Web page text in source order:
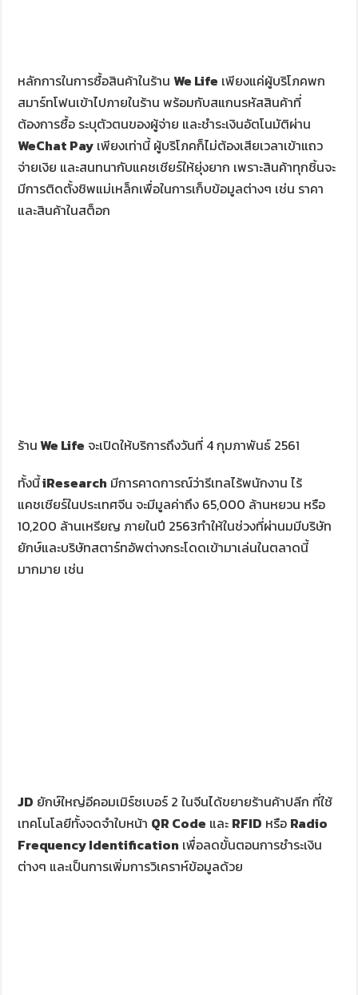
หลักการในการซื้อสินค้าในร้านWe Life เพียงแค่ผู้บริโภคพก
สมาร์ทโฟนเข้าไปภายในร้าน พร้อมกับสแกนรหัสสินค้าที่
ต้องการซื้อ ระบุตัวตนของผู้จ่าย และชำระเงินอัตโนมัติผ่าน
WeChat Pay เพียงเท่านี้ ผู้บริโภคก็ไม่ต้องเสียเวลาเข้าแถว
จ่ายเงิย และสนทนากับแคชเชียร์ให้ยุ่งยาก เพราะสินค้าทุกชิ้นจะ
มีการติดตั้งชิพแม่เหล็กเพื่อในการเก็บข้อมูลต่างๆ เช่น ราคา
และสินค้าในสต็อก
ร้านWe Life จะเปิดให้บริการถึงวันที่ 4 กุมภาพันธ์ 2561
ทั้งนี้iResearch มีการคาดการณ์ว่ารีเทลไร้พนักงาน ไร้
แคชเชียร์ในประเทศจีน จะมีมูลค่าถึง 65,000 ล้านหยวน หรือ
10,200 ล้านเหรียญ ภายในปี 2563ทำให้ในช่วงที่ผ่านมมีบริษัท
ยักษ์และบริษัทสตาร์ทอัพต่างกระโดดเข้ามาเล่นในตลาดนี้
มากมาย เช่น
JD ยักษ์ใหญ่อีคอมเมิร์ซเบอร์ 2 ในจีนได้ขยายร้านค้าปลีก ที่ใช้
เทคโนโลยีทั้งจดจำใบหน้า QR Code และ RFID หรือ Radio
Frequency Identification เพื่อลดขั้นตอนการชำระเงิน
ต่างๆ และเป็นการเพิ่มการวิเคราห์ข้อมูลด้วย